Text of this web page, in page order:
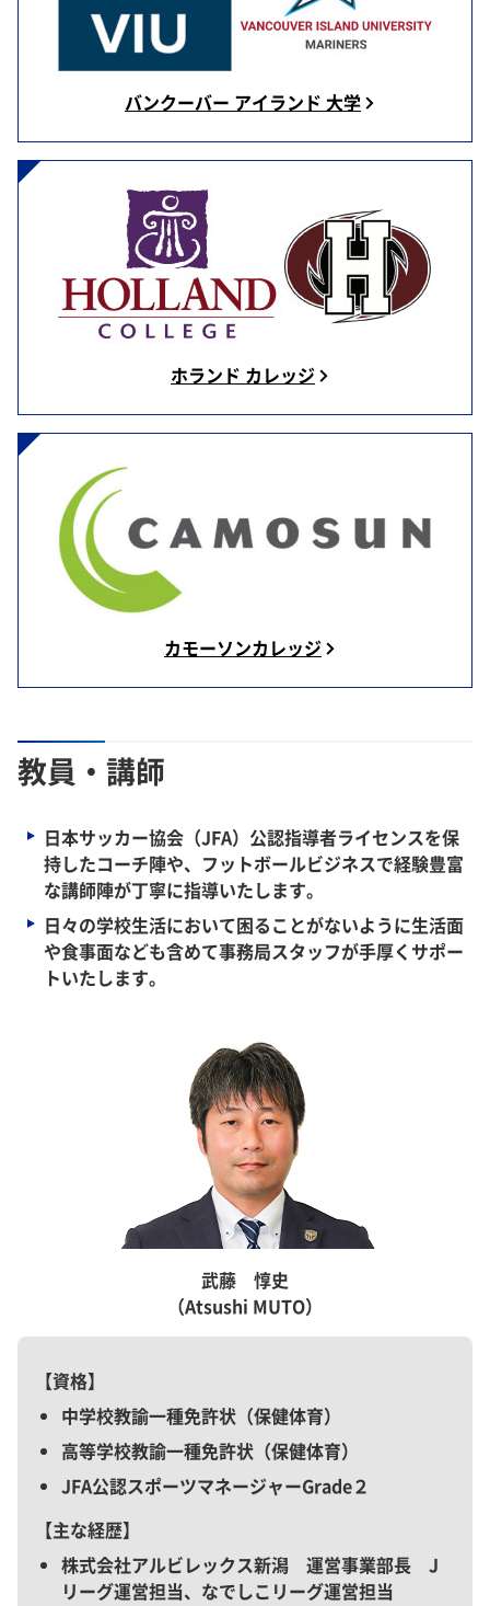
バンクーバー アイランド 大学
ホランド カレッジ
カモーソンカレッジ
教員・講師
日本サッカー協会（JFA）公認指導者ライセンスを保
持したコーチ陣や、フットボールビジネスで経験豊富
な講師陣が丁寧に指導いたします。
日々の学校生活において困ることがないように生活面
や食事面なども含めて事務局スタッフが手厚くサポー
トいたします。
武藤 惇史
（Atsushi MUTO）
資格
中学校教諭一種免許状（保健体育）
高等学校教諭一種免許状（保健体育）
JFA公認スポーツマネージャーGrade２
主な経歴
株式会社アルビレックス新潟 運営事業部長 J
リーグ運営担当、なでしこリーグ運営担当